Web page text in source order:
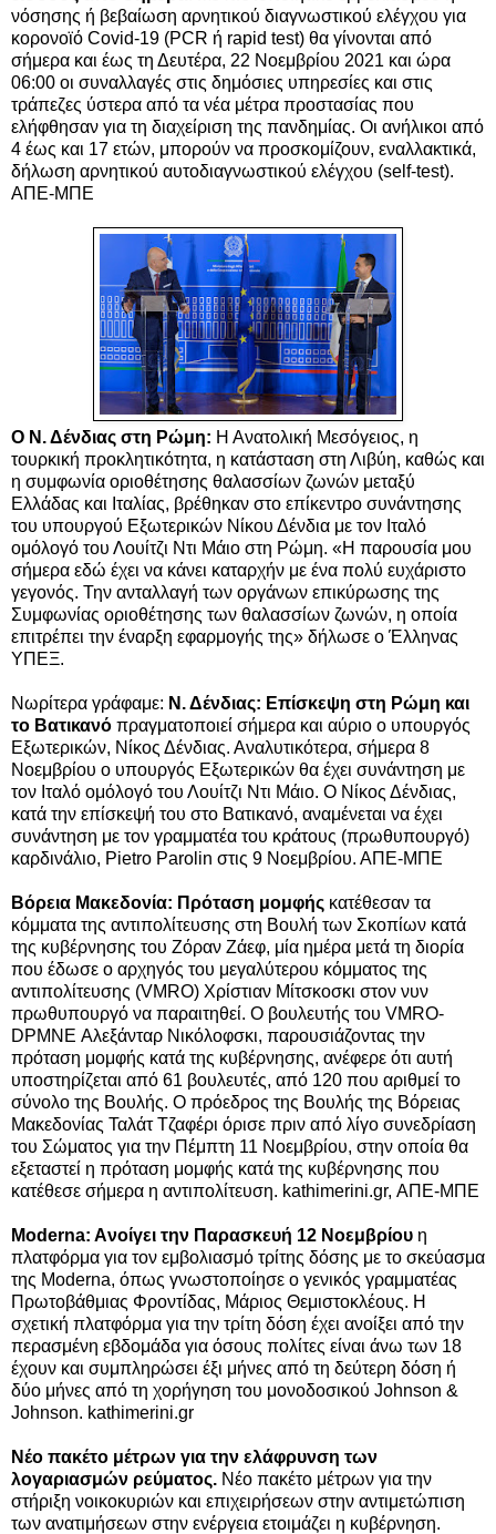
νόσησης ή βεβαίωση αρνητικού διαγνωστικού ελέγχου για
κορονοϊό Covid-19 (PCR ή rapid test) θα γίνονται από
σήμερα και έως τη Δευτέρα, 22 Νοεμβρίου 2021 και ώρα
06:00 οι συναλλαγές στις δημόσιες υπηρεσίες και στις
τράπεζες ύστερα από τα νέα μέτρα προστασίας που
ελήφθησαν για τη διαχείριση της πανδημίας. Οι ανήλικοι από
4 έως και 17 ετών, μπορούν να προσκομίζουν, εναλλακτικά,
δήλωση αρνητικού αυτοδιαγνωστικού ελέγχου (self-test).
ΑΠΕ-ΜΠΕ
Ο Ν. Δένδιας στη Ρώμη: Η Ανατολική Μεσόγειος, η
τουρκική προκλητικότητα, η κατάσταση στη Λιβύη, καθώς και
η συμφωνία οριοθέτησης θαλασσίων ζωνών μεταξύ
Ελλάδας και Ιταλίας, βρέθηκαν στο επίκεντρο συνάντησης
του υπουργού Εξωτερικών Νίκου Δένδια με τον Ιταλό
ομόλογό του Λουίτζι Ντι Μάιο στη Ρώμη. «Η παρουσία μου
σήμερα εδώ έχει να κάνει καταρχήν με ένα πολύ ευχάριστο
γεγονός. Την ανταλλαγή των οργάνων επικύρωσης της
Συμφωνίας οριοθέτησης των θαλασσίων ζωνών, η οποία
επιτρέπει την έναρξη εφαρμογής της» δήλωσε ο Έλληνας
ΥΠΕΞ.
Νωρίτερα γράφαμε: Ν. Δένδιας: Επίσκεψη στη Ρώμη και
το Βατικανό πραγματοποιεί σήμερα και αύριο ο υπουργός
Εξωτερικών, Νίκος Δένδιας. Αναλυτικότερα, σήμερα 8
Νοεμβρίου ο υπουργός Εξωτερικών θα έχει συνάντηση με
τον Ιταλό ομόλογό του Λουίτζι Ντι Μάιο. O Νίκος Δένδιας,
κατά την επίσκεψή του στο Βατικανό, αναμένεται να έχει
συνάντηση με τον γραμματέα του κράτους (πρωθυπουργό)
καρδινάλιο, Pietro Parolin στις 9 Νοεμβρίου. ΑΠΕ-ΜΠΕ
Βόρεια Μακεδονία: Πρόταση μομφής κατέθεσαν τα
κόμματα της αντιπολίτευσης στη Βουλή των Σκοπίων κατά
της κυβέρνησης του Ζόραν Ζάεφ, μία ημέρα μετά τη διορία
που έδωσε ο αρχηγός του μεγαλύτερου κόμματος της
αντιπολίτευσης (VMRO) Χρίστιαν Μίτσκοσκι στον νυν
πρωθυπουργό να παραιτηθεί. Ο βουλευτής του VMRO-
DPMNE Αλεξάνταρ Νικόλοφσκι, παρουσιάζοντας την
πρόταση μομφής κατά της κυβέρνησης, ανέφερε ότι αυτή
υποστηρίζεται από 61 βουλευτές, από 120 που αριθμεί το
σύνολο της Βουλής. O πρόεδρος της Βουλής της Βόρειας
Μακεδονίας Ταλάτ Τζαφέρι όρισε πριν από λίγο συνεδρίαση
του Σώματος για την Πέμπτη 11 Νοεμβρίου, στην οποία θα
εξεταστεί η πρόταση μομφής κατά της κυβέρνησης που
κατέθεσε σήμερα η αντιπολίτευση. kathimerini.gr, ΑΠΕ-ΜΠΕ
Moderna: Aνοίγει την Παρασκευή 12 Νοεμβρίου η
πλατφόρμα για τον εμβολιασμό τρίτης δόσης με το σκεύασμα
της Moderna, όπως γνωστοποίησε ο γενικός γραμματέας
Πρωτοβάθμιας Φροντίδας, Μάριος Θεμιστοκλέους. Η
σχετική πλατφόρμα για την τρίτη δόση έχει ανοίξει από την
περασμένη εβδομάδα για όσους πολίτες είναι άνω των 18
έχουν και συμπληρώσει έξι μήνες από τη δεύτερη δόση ή
δύο μήνες από τη χορήγηση του μονοδοσικού Johnson &
Johnson. kathimerini.gr
Νέο πακέτο μέτρων για την ελάφρυνση των
λογαριασμών ρεύματος. Νέο πακέτο μέτρων για την
στήριξη νοικοκυριών και επιχειρήσεων στην αντιμετώπιση
των ανατιμήσεων στην ενέργεια ετοιμάζει η κυβέρνηση.